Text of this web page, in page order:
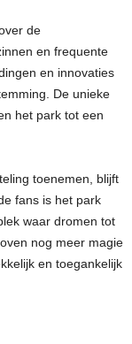
de
en frequente
en innovaties
De unieke
het park tot een
toenemen, blijft
fans is het park
waar dromen tot
nog meer magie
en toegankelijk